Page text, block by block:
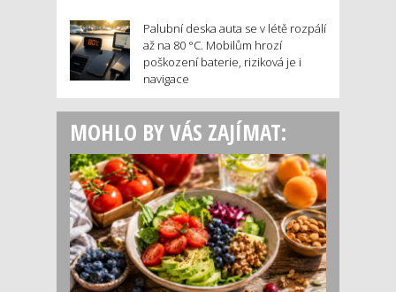
Palubní deska auta se v létě rozpálí
až na 80 °C. Mobilům hrozí
poškození baterie, riziková je i
navigace
MOHLO BY VÁS ZAJÍMAT: